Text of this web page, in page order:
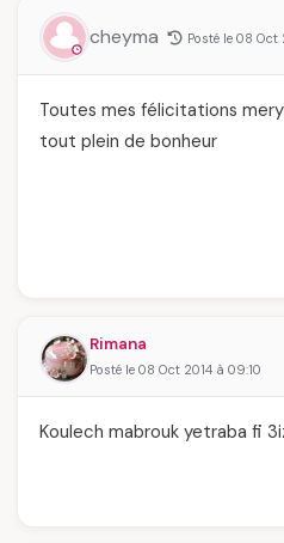
cheyma Posté le 08 Oct
Toutes mes félicitations
tout plein de bonheur
Rimana
Posté le 08 Oct 2014 à 09:10
Koulech mabrouk yetraba fi